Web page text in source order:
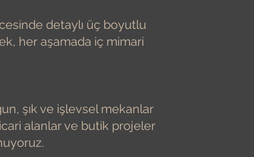
detaylı üç boyutlu
her aşamada iç mimari
şık ve işlevsel mekanlar
alanlar ve butik projeler